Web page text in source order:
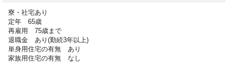
【勤務時間】
07:00-16:00
09:00-18:00
寮・社宅あり
定年 65歳
再雇用 75歳まで
退職金 あり(勤続3年以上)
単身用住宅の有無 あり
家族用住宅の有無 なし